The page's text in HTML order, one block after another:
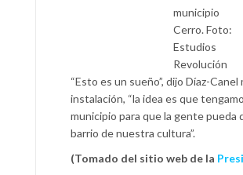
municipio
Cerro. Foto:
Estudios
Revolución
“Esto es un sueño”, dijo Díaz-
instalación, “la idea es que
municipio para que la gente pueda
barrio de nuestra cultura”.
(Tomado del sitio web de la